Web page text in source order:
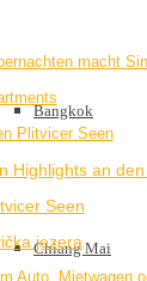
Bangkok
Chiang Mai
macht
Plitvicer Seen
Highlights an
Seen
jezera
Auto, Mietwagen